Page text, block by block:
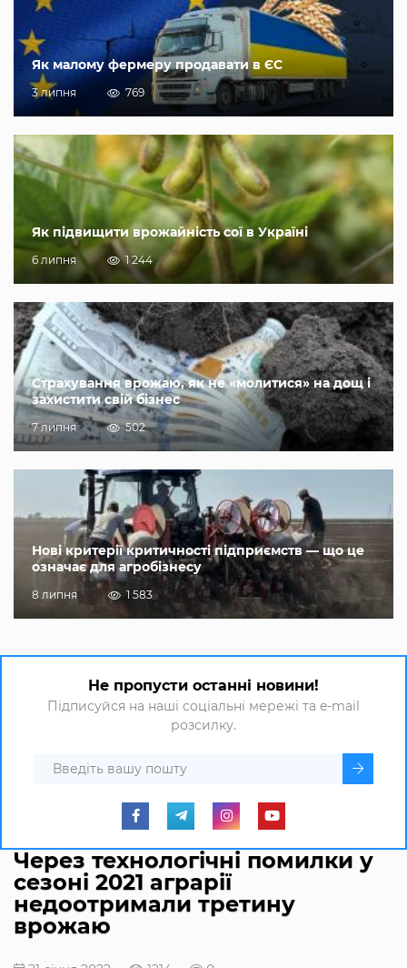
Як малому фермеру продавати в ЄС
3 липня 769
Як підвищити врожайність сої в Україні
6 липня 1 244
Страхування врожаю, як не «молитися» на дощ і
захистити свій бізнес
7 липня 502
Нові критерії критичності підприємств — що це
означає для агробізнесу
8 липня 1 583
Не пропусти останні новини!
Підписуйся на наші соціальні мережі та e-mail
розсилку.
Через технологічні помилки у
сезоні 2021 аграрії
недоотримали третину
врожаю